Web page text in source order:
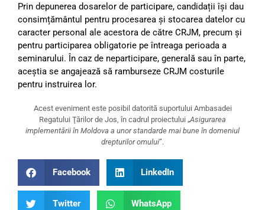
Prin depunerea dosarelor de participare, candidații își dau
consimțământul pentru procesarea și stocarea datelor cu
caracter personal ale acestora de către CRJM, precum și
pentru participarea obligatorie pe întreaga perioada a
seminarului. În caz de neparticipare, generală sau în parte,
aceștia se angajează să ramburseze CRJM costurile
pentru instruirea lor.
Acest eveniment este posibil datorită suportului Ambasadei
Regatului Ţărilor de Jos, în cadrul proiectului „Asigurarea
implementării în Moldova a unor standarde mai bune în domeniul
drepturilor omului”.
Facebook LinkedIn
Twitter WhatsApp